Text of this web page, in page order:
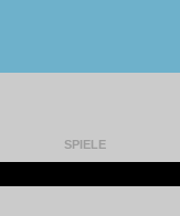
SPIELE